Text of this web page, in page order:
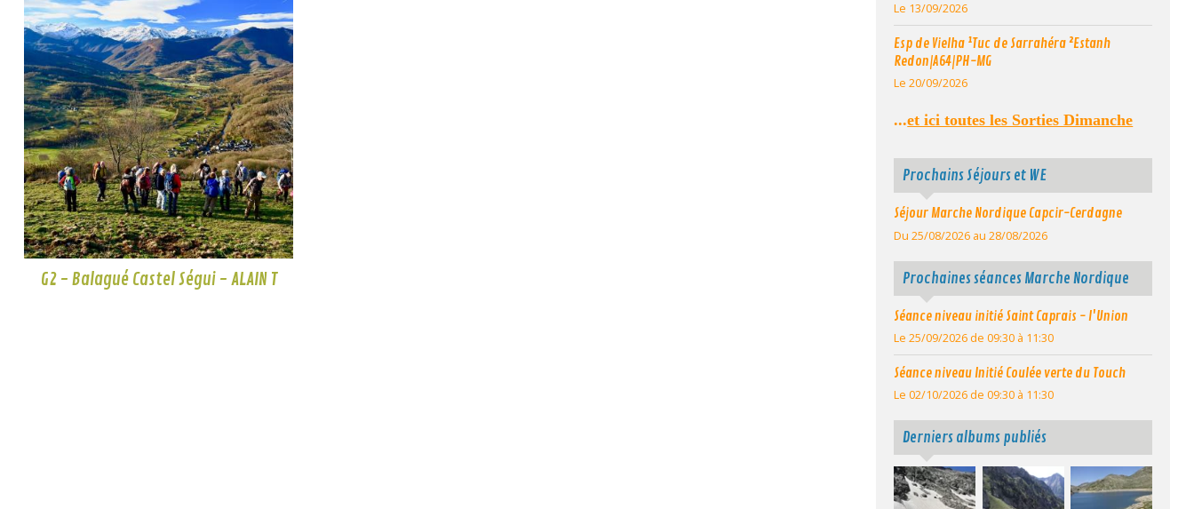
G2 - Balagué Castel Ségui - ALAIN T
Le 13/09/2026
Esp de Vielha ¹Tuc de Sarrahéra ²Estanh
Redon|A64|PH-MG
Le 20/09/2026
...et ici toutes les Sorties Dimanche
Prochains Séjours et WE
Séjour Marche Nordique Capcir-Cerdagne
Du 25/08/2026 au 28/08/2026
Prochaines séances Marche Nordique
Séance niveau initié Saint Caprais - l'Union
Le 25/09/2026 de 09:30 à 11:30
Séance niveau Initié Coulée verte du Touch
Le 02/10/2026 de 09:30 à 11:30
Derniers albums publiés